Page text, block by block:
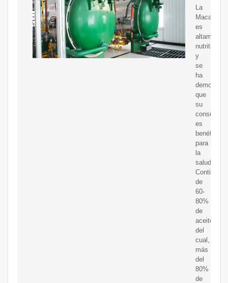
La
es
altamente
nutritiva
y
se
ha
que
su
consumo
es
benéfico
para
la
salud.
Contiene
de
60-
80%
de
aceite,
del
cual,
más
del
80%
de